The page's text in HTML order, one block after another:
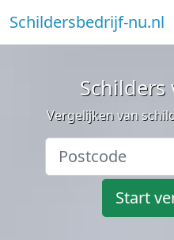
Schildersbedrijf-nu.nl
Schilders
Vergelijken van
Start